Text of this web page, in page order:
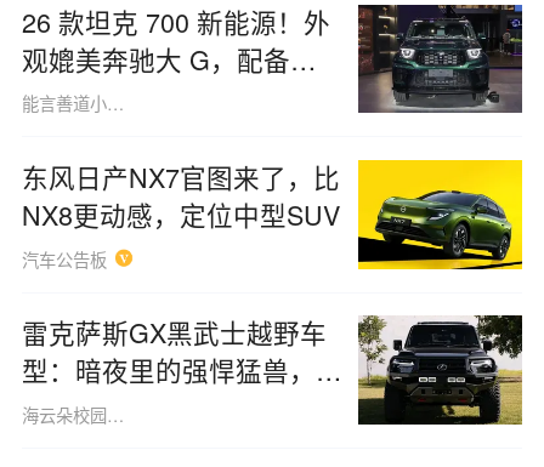
26 款坦克 700 新能源！外
观媲美奔驰大 G，配备
3.0T V6 动力与三把锁
能言善道小鸟8420
东风日产NX7官图来了，比
NX8更动感，定位中型SUV
汽车公告板
雷克萨斯GX黑武士越野车
型：暗夜里的强悍猛兽，豪
华越野的极致典范
海云朵校园呀161108